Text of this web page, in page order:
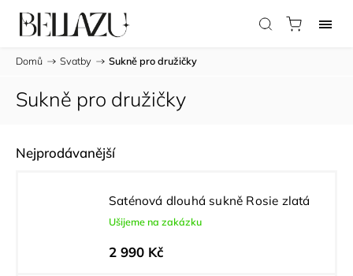
Domů / Svatby / Sukně pro družičky
Sukně pro družičky
Nejprodávanější
Saténová dlouhá sukně Rosie zlatá
Ušijeme na zakázku
2 990 Kč